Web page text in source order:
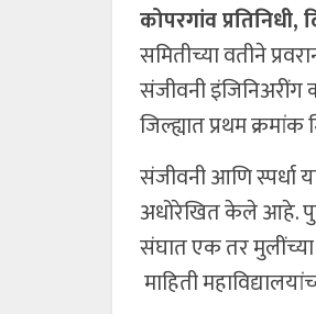
कोपरगांव प्रतिनिधी,
समितीच्या वतीने
संजीवनी इंजिनिअरींग
जिल्ह्यात प्रथम क्रमांक
संजीवनी आणि स्पर्धा
अधोरेखित केले आहे.
संघात एक तर मुलींच्या
माहिती